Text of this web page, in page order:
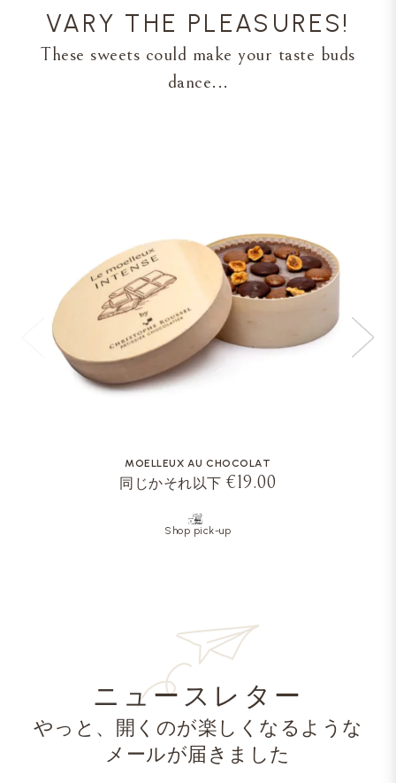
VARY THE PLEASURES!
These sweets could make your taste buds
dance...
MOELLEUX AU CHOCOLAT
同じかそれ以下 €19.00
Shop pick-up
ニュースレター
やっと、開くのが楽しくなるような
メールが届きました